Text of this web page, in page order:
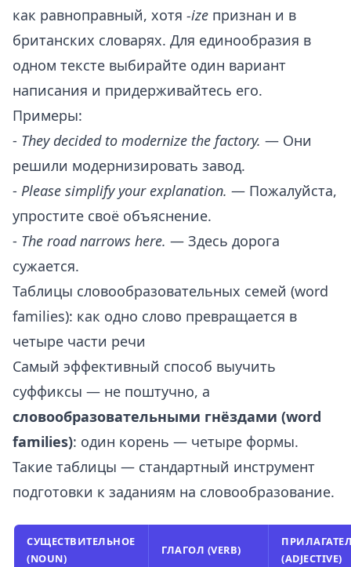
как равноправный, хотя -ize признан и в
британских словарях. Для единообразия в
одном тексте выбирайте один вариант
написания и придерживайтесь его.
Примеры:
- They decided to modernize the factory. — Они
решили модернизировать завод.
- Please simplify your explanation. — Пожалуйста,
упростите своё объяснение.
- The road narrows here. — Здесь дорога
сужается.
Таблицы словообразовательных семей (word
families): как одно слово превращается в
четыре части речи
Самый эффективный способ выучить
суффиксы — не поштучно, а
словообразовательными гнёздами (word
families): один корень — четыре формы.
Такие таблицы — стандартный инструмент
подготовки к заданиям на словообразование.
СУЩЕСТВИТЕЛЬНОЕ
(NOUN)
ГЛАГОЛ (VERB)
(ADJECTIVE)